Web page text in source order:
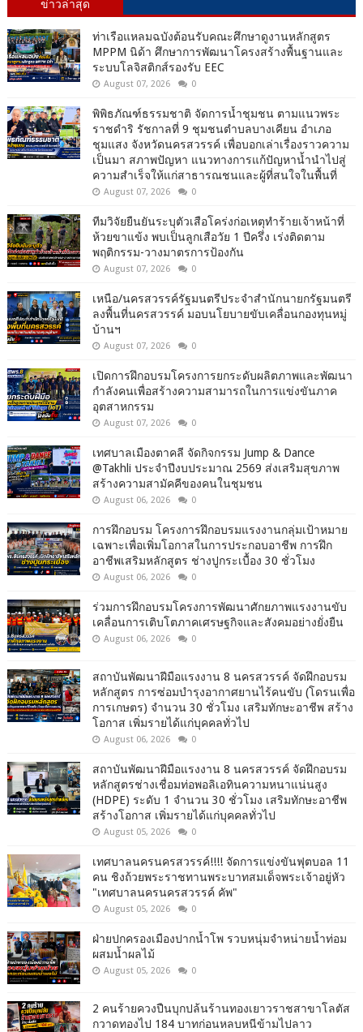
ท่าเรือแหลมฉบังต้อนรับคณะศึกษาดูงานหลักสูตร
MPPM นิด้า ศึกษาการพัฒนาโครงสร้างพื้นฐานและ
ระบบโลจิสติกส์รองรับ EEC
August 07, 2026 0
พิพิธภัณฑ์ธรรมชาติ จัดการน้ำชุมชน ตามแนวพระ
ราชดำริ รัชกาลที่ 9 ชุมชนตำบลบางเคียน อำเภอ
ชุมแสง จังหวัดนครสวรรค์ เพื่อบอกเล่าเรื่องราวความ
เป็นมา สภาพปัญหา แนวทางการแก้ปัญหาน้ำนำไปสู่
ความสำเร็จให้แก่สาธารณชนและผู้ที่สนใจในพื้นที่
August 07, 2026 0
ทีมวิจัยยืนยันระบุตัวเสือโคร่งก่อเหตุทำร้ายเจ้าหน้าที่
ห้วยขาแข้ง พบเป็นลูกเสือวัย 1 ปีครึ่ง เร่งติดตาม
พฤติกรรม-วางมาตรการป้องกัน
August 07, 2026 0
เหนือ/นครสวรรค์รัฐมนตรีประจำสำนักนายกรัฐมนตรี
ลงพื้นที่นครสวรรค์ มอบนโยบายขับเคลื่อนกองทุนหมู่
บ้านฯ
August 07, 2026 0
เปิดการฝึกอบรมโครงการยกระดับผลิตภาพและพัฒนา
กำลังคนเพื่อสร้างความสามารถในการแข่งขันภาค
อุตสาหกรรม
August 07, 2026 0
เทศบาลเมืองตาคลี จัดกิจกรรม Jump & Dance
@Takhli ประจำปีงบประมาณ 2569 ส่งเสริมสุขภาพ
สร้างความสามัคคีของคนในชุมชน
August 06, 2026 0
การฝึกอบรม โครงการฝึกอบรมแรงงานกลุ่มเป้าหมาย
เฉพาะเพื่อเพิ่มโอกาสในการประกอบอาชีพ การฝึก
อาชีพเสริมหลักสูตร ช่างปูกระเบื้อง 30 ชั่วโมง
August 06, 2026 0
ร่วมการฝึกอบรมโครงการพัฒนาศักยภาพแรงงานขับ
เคลื่อนการเติบโตภาคเศรษฐกิจและสังคมอย่างยั่งยืน
August 06, 2026 0
สถาบันพัฒนาฝีมือแรงงาน 8 นครสวรรค์ จัดฝึกอบรม
หลักสูตร การซ่อมบำรุงอากาศยานไร้คนขับ (โดรนเพื่อ
การเกษตร) จำนวน 30 ชั่วโมง เสริมทักษะอาชีพ สร้าง
โอกาส เพิ่มรายได้แก่บุคคลทั่วไป
August 06, 2026 0
สถาบันพัฒนาฝีมือแรงงาน 8 นครสวรรค์ จัดฝึกอบรม
หลักสูตรช่างเชื่อมท่อพอลิเอทินความหนาแน่นสูง
(HDPE) ระดับ 1 จำนวน 30 ชั่วโมง เสริมทักษะอาชีพ
สร้างโอกาส เพิ่มรายได้แก่บุคคลทั่วไป
August 05, 2026 0
เทศบาลนครนครสวรรค์!!!! จัดการแข่งขันฟุตบอล 11
คน ชิงถ้วยพระราชทานพระบาทสมเด็จพระเจ้าอยู่หัว
"เทศบาลนครนครสวรรค์ คัพ"
August 05, 2026 0
ฝ่ายปกครองเมืองปากน้ำโพ รวบหนุ่มจำหน่ายน้ำท่อม
ผสมน้ำผลไม้
August 05, 2026 0
2 คนร้ายควงปืนบุกปล้นร้านทองเยาวราชสาขาโลตัส
กวาดทองไป 184 บาทก่อนหลบหนีข้ามไปลาว